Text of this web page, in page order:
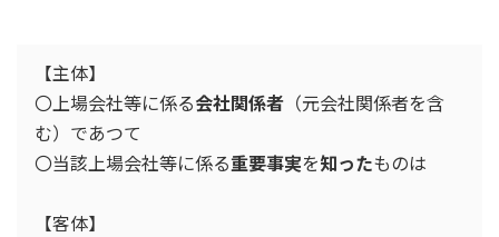
【主体】
〇上場会社等に係る会社関係者 （元会社関係者を含
む）であつて
〇当該上場会社等に係る重要事実を知ったものは
【客体】